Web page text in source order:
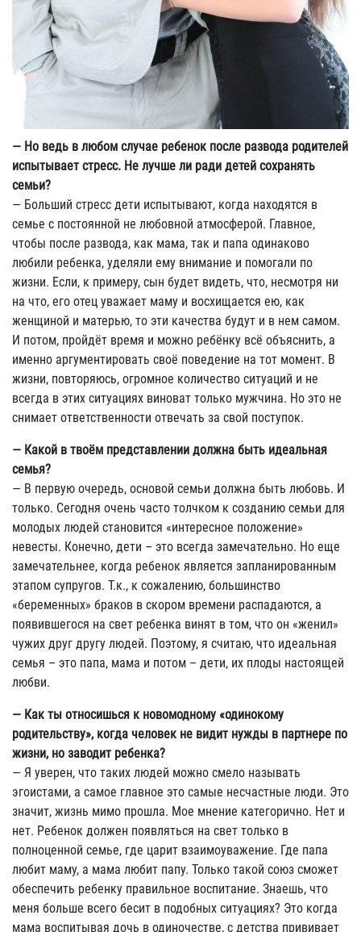
— Но ведь в любом случае ребенок после развода родителей
испытывает стресс. Не лучше ли ради детей сохранять
семьи?
— Больший стресс дети испытывают, когда находятся в
семье с постоянной не любовной атмосферой. Главное,
чтобы после развода, как мама, так и папа одинаково
любили ребенка, уделяли ему внимание и помогали по
жизни. Если, к примеру, сын будет видеть, что, несмотря ни
на что, его отец уважает маму и восхищается ею, как
женщиной и матерью, то эти качества будут и в нем самом.
И потом, пройдёт время и можно ребёнку всё объяснить, а
именно аргументировать своё поведение на тот момент. В
жизни, повторяюсь, огромное количество ситуаций и не
всегда в этих ситуациях виноват только мужчина. Но это не
снимает ответственности отвечать за свой поступок.
— Какой в твоём представлении должна быть идеальная
семья?
— В первую очередь, основой семьи должна быть любовь. И
только. Сегодня очень часто толчком к созданию семьи для
молодых людей становится «интересное положение»
невесты. Конечно, дети – это всегда замечательно. Но еще
замечательнее, когда ребенок является запланированным
этапом супругов. Т.к., к сожалению, большинство
«беременных» браков в скором времени распадаются, а
появившегося на свет ребенка винят в том, что он «женил»
чужих друг другу людей. Поэтому, я считаю, что идеальная
семья – это папа, мама и потом – дети, их плоды настоящей
любви.
— Как ты относишься к новомодному «одинокому
родительству», когда человек не видит нужды в партнере по
жизни, но заводит ребенка?
— Я уверен, что таких людей можно смело называть
эгоистами, а самое главное это самые несчастные люди. Это
значит, жизнь мимо прошла. Мое мнение категорично. Нет и
нет. Ребенок должен появляться на свет только в
полноценной семье, где царит взаимоуважение. Где папа
любит маму, а мама любит папу. Только такой союз сможет
обеспечить ребенку правильное воспитание. Знаешь, что
меня больше всего бесит в подобных ситуациях? Это когда
мама воспитывая дочь в одиночестве, с детства прививает